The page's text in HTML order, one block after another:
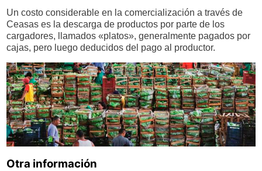
Un costo considerable en la comercialización a través de
Ceasas es la descarga de productos por parte de los
cargadores, llamados «platos», generalmente pagados por
cajas, pero luego deducidos del pago al productor.
Otra información